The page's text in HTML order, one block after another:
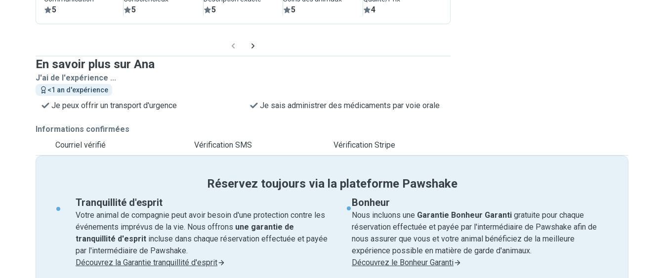
5 5 5 5 4
En savoir plus sur Ana
J'ai de l'expérience ...
<1 an d'expérience
Je peux offrir un transport d'urgence Je sais administrer des médicaments par voie orale
Informations confirmées
Courriel vérifié
Vérification SMS Vérification Stripe
Réservez toujours via la plateforme Pawshake
Tranquillité d'esprit
Votre animal de compagnie peut avoir besoin d'une protection contre les
événements imprévus de la vie. Nous offrons une garantie de
tranquillité d'esprit incluse dans chaque réservation effectuée et payée
par l'intermédiaire de Pawshake.
Découvrez la Garantie tranquillité d'esprit
Bonheur
Nous incluons une Garantie Bonheur Garanti gratuite pour chaque
réservation effectuée et payée par l'intermédiaire de Pawshake afin de
nous assurer que vous et votre animal bénéficiez de la meilleure
expérience possible en matière de garde d'animaux.
Découvrez le Bonheur Garanti